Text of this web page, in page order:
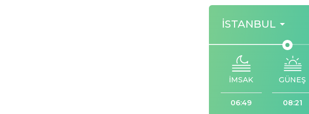
İSTANBUL
İMSAK
06:49
GÜNEŞ
08:21